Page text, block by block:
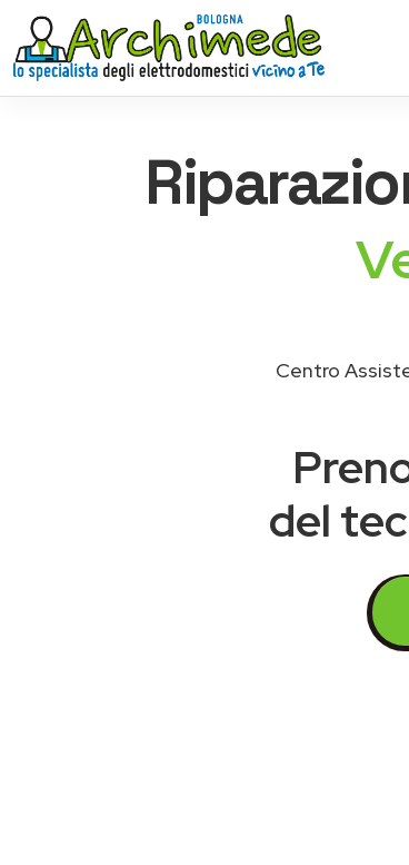
Centro
del